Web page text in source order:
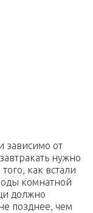
зависимо от
нужно
как встали
комнатной
должно
позднее, чем